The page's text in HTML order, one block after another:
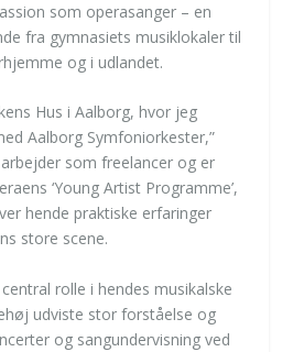
som operasanger – en
fra gymnasiets musiklokaler til
og i udlandet.
Hus i Aalborg, hvor jeg
Aalborg Symfoniorkester,”
som freelancer og er
‘Young Artist Programme’,
hende praktiske erfaringer
store scene.
rolle i hendes musikalske
udviste stor forståelse og
og sangundervisning ved